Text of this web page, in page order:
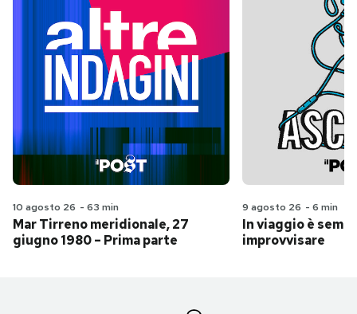
10 agosto 26 - 63 min
Mar Tirreno meridionale, 27
giugno 1980 – Prima parte
9 agosto 26 - 6 min
In viaggio è
improvvisare